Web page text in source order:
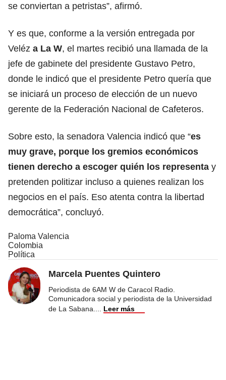
se conviertan a petristas”, afirmó.
Y es que, conforme a la versión entregada por
Veléz a La W, el martes recibió una llamada de la
jefe de gabinete del presidente Gustavo Petro,
donde le indicó que el presidente Petro quería que
se iniciará un proceso de elección de un nuevo
gerente de la Federación Nacional de Cafeteros.
Sobre esto, la senadora Valencia indicó que “es
muy grave, porque los gremios económicos
tienen derecho a escoger quién los representa y
pretenden politizar incluso a quienes realizan los
negocios en el país. Eso atenta contra la libertad
democrática”, concluyó.
Paloma Valencia
Colombia
Política
Marcela Puentes Quintero
Periodista de 6AM W de Caracol Radio.
Comunicadora social y periodista de la Universidad
de La Sabana.
Leer más